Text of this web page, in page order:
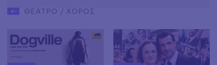
ΘΕΑΤΡΟ / ΧΟΡΟΣ